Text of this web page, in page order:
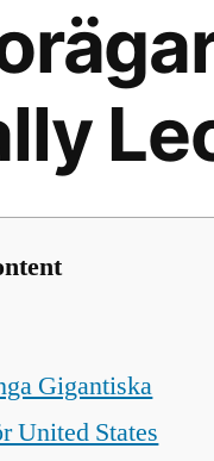
Gigantiska
United States